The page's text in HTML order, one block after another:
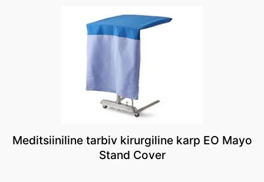
Meditsiiniline tarbiv kirurgiline karp EO Mayo
Stand Cover